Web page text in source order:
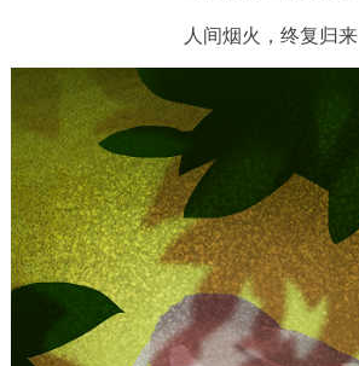
人间烟火，终复归来